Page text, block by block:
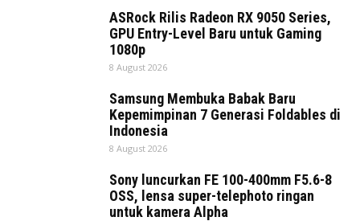
ASRock Rilis Radeon RX 9050 Series,
GPU Entry-Level Baru untuk Gaming
1080p
8 August 2026
Samsung Membuka Babak Baru
Kepemimpinan 7 Generasi Foldables di
Indonesia
8 August 2026
Sony luncurkan FE 100-400mm F5.6-8
OSS, lensa super-telephoto ringan
untuk kamera Alpha